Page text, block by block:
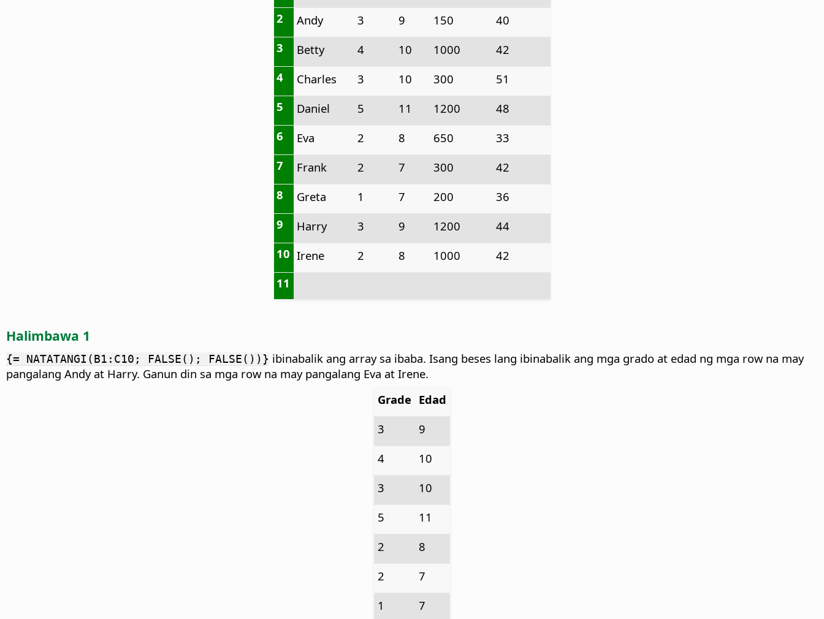
2
Andy 3 9 150
40
3
Betty 4 10 1000
42
4
Charles 3 10 300
51
5
Daniel 5 11 1200
48
6
Eva 2 8 650
33
7
Frank 2 7 300
42
8
Greta 1 7 200
36
9
Harry 3 9 1200
44
10 Irene 2 8 1000
42
11
Halimbawa 1
{= NATATANGI(B1:C10; FALSE(); FALSE())} ibinabalik ang array sa ibaba. Isang beses lang ibinabalik ang mga grado at edad ng mga row na may
pangalang Andy at Harry. Ganun din sa mga row na may pangalang Eva at Irene.
Grade Edad
3
9
4
10
3
10
5
11
2
8
2
7
1
7